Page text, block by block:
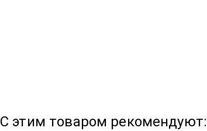
С этим товаром рекомендуют: